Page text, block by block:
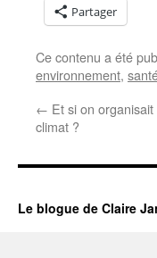
Partager
Ce contenu a été
environnement,
← Et si on
climat ?
Le blogue de Claire